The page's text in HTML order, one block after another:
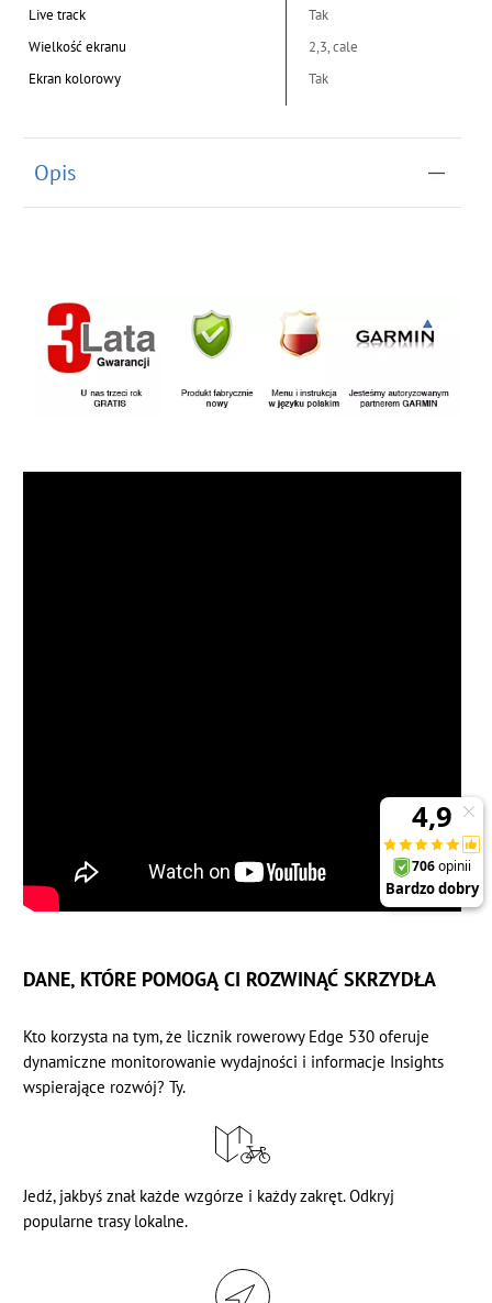
Live track
Tak
Wielkość ekranu
2,3, cale
Ekran kolorowy
Tak
Opis
DANE, KTÓRE POMOGĄ CI ROZWINĄĆ SKRZYDŁA
Kto korzysta na tym, że licznik rowerowy Edge 530 oferuje
dynamiczne monitorowanie wydajności i informacje Insights
wspierające rozwój? Ty.
Jedź, jakbyś znał każde wzgórze i każdy zakręt. Odkryj
popularne trasy lokalne.